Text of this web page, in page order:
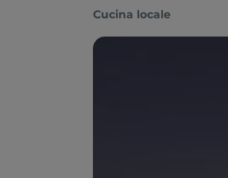
Cucina locale